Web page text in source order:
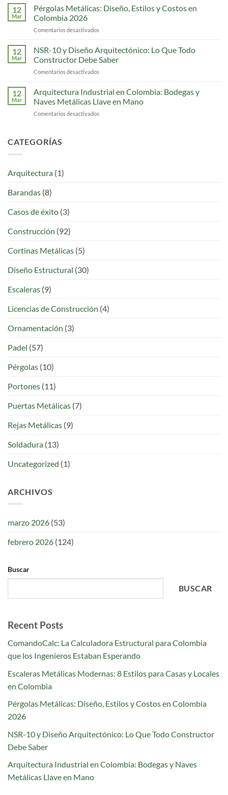
que
Metálicas
Casas
y
12
Mar
Pérgolas Metálicas: Diseño, Estilos y Costos en
Colombia 2026
Comentarios desactivados
Metálicas:
Diseño,
Estilos
en
Colombia
12
Mar
NSR-10 y Diseño Arquitectónico: Lo Que Todo
Constructor Debe Saber
Comentarios desactivados
10
Diseño
12
Mar
Arquitectura Industrial en Colombia: Bodegas y
Naves Metálicas Llave en Mano
Comentarios desactivados
CATEGORÍAS
Arquitectura (1)
Barandas (8)
Casos de éxito (3)
Construcción (92)
Cortinas Metálicas (5)
Diseño Estructural (30)
Escaleras (9)
Licencias de Construcción (4)
Ornamentación (3)
Padel (57)
Pérgolas (10)
Portones (11)
Puertas Metálicas (7)
Rejas Metálicas (9)
Soldadura (13)
Uncategorized (1)
ARCHIVOS
marzo 2026 (53)
febrero 2026 (124)
Buscar
BUSCAR
Recent Posts
ComandoCalc: La Calculadora Estructural para Colombia
que los Ingenieros Estaban Esperando
Escaleras Metálicas Modernas: 8 Estilos para Casas y Locales
en Colombia
Pérgolas Metálicas: Diseño, Estilos y Costos en Colombia
2026
NSR-10 y Diseño Arquitectónico: Lo Que Todo Constructor
Debe Saber
Arquitectura Industrial en Colombia: Bodegas y Naves
Metálicas Llave en Mano